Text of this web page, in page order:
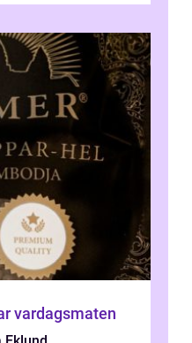
vardagsmaten